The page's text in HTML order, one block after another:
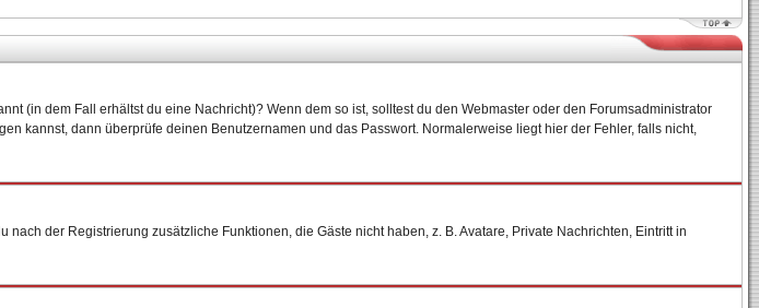
(in dem Fall erhältst du eine Nachricht)? Wenn dem so ist, solltest du den Webmaster oder den Forumsadministrator
kannst, dann überprüfe deinen Benutzernamen und das Passwort. Normalerweise liegt hier der Fehler, falls nicht,
der Registrierung zusätzliche Funktionen, die Gäste nicht haben, z. B. Avatare, Private Nachrichten, Eintritt in